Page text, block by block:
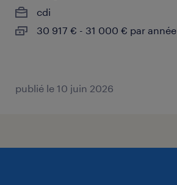
cdi
30 917 € - 31 000 € par année
publié le 10 juin 2026